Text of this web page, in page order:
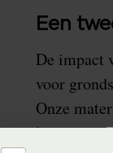
Een
De impact
voor
Onze
krijgen,